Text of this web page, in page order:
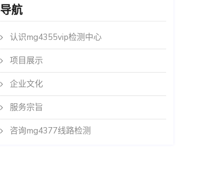
导航
认识mg4355vip检测中心
项目展示
企业文化
服务宗旨
咨询mg4377线路检测